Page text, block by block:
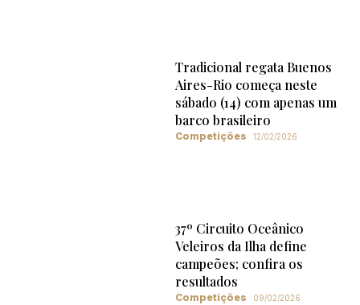
Tradicional regata Buenos
Aires-Rio começa neste
sábado (14) com apenas um
barco brasileiro
Competições 12/02/2026
37º Circuito Oceânico
Veleiros da Ilha define
campeões; confira os
resultados
Competições 09/02/2026